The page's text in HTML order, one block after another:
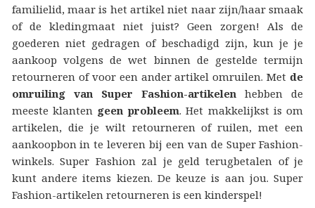
familielid, maar is het artikel niet naar zijn/haar smaak
of de kledingmaat niet juist? Geen zorgen! Als de
goederen niet gedragen of beschadigd zijn, kun je je
aankoop volgens de wet binnen de gestelde termijn
retourneren of voor een ander artikel omruilen. Met de
omruiling van Super Fashion-artikelen hebben de
meeste klanten geen probleem. Het makkelijkst is om
artikelen, die je wilt retourneren of ruilen, met een
aankoopbon in te leveren bij een van de Super Fashion-
winkels. Super Fashion zal je geld terugbetalen of je
kunt andere items kiezen. De keuze is aan jou. Super
Fashion-artikelen retourneren is een kinderspel!